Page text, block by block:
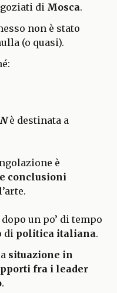
di Mosca.
non è stato
(o quasi).
è destinata a
è
conclusioni
dopo un po’ di tempo
di politica italiana.
situazione in
fra i leader
.